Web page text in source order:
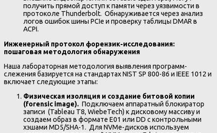
получить прямой доступ к памяти через уязвимости в
протоколе Thunderbolt. Обнаруживается через анализ
логов ошибок шины PCIe и проверку таблицы DMAR в
ACPI.
Инженерный протокол форензик-исследования:
пошаговая методология обнаружения
Наша лабораторная методология выявления программ-
слежения базируется на стандартах NIST SP 800-86 и IEEE 1012 и
включает следующие этапы:
Физическая изоляция и создание битовой копии
(forensic image). Подключаем аппаратный блокиратор
записи (Tableau T8, WiebeTech) к дисковому массиву и
создаем образ в формате E01 или DD с контрольными
хэшами MD5/SHA-1. Для NVMe-дисков используем